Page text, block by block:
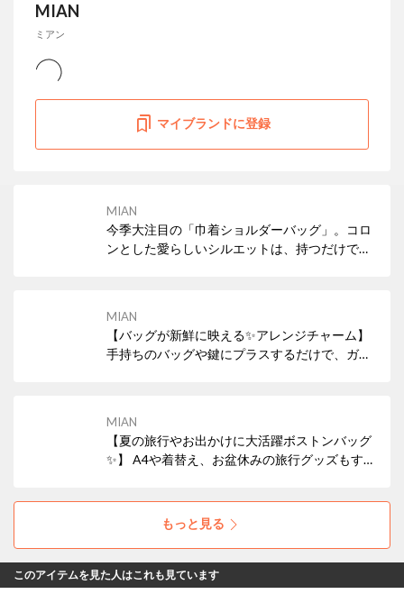
MIAN
ミアン
マイブランドに登録
MIAN
今季大注目の「巾着ショルダーバッグ」。コロ
ンとした愛らしいシルエットは、持つだけでコ
イテムです。
MIAN
【バッグが新鮮に映える✨アレンジチャーム】
手持ちのバッグや鍵にプラスするだけで、ガラ
ス。プレゼントにも最適です◎
MIAN
【夏の旅行やお出かけに大活躍ボストンバッグ
✨】 A4や着替え、お盆休みの旅行グッズもす
ます◎きれいめなベルトハンドルが大人上品な
夏のトラベルスタイルにぴったりな軽量万能バ
ッグです。
もっと見る
このアイテムを見た人はこれも見ています